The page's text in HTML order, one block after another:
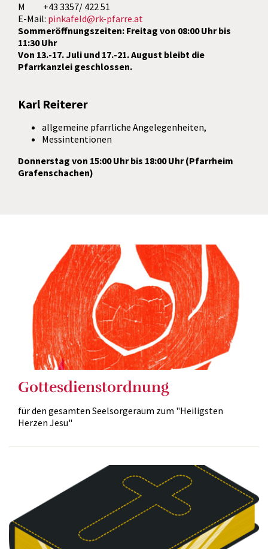
M +43 3357/ 422 51
E-Mail: pinkafeld@rk-pfarre.at
Sommeröffnungszeiten: Freitag von 08:00 Uhr bis
11:30 Uhr
Von 13.-17. Juli und 17.-21. August bleibt die
Pfarrkanzlei geschlossen.
Karl Reiterer
allgemeine pfarrliche Angelegenheiten,
Messintentionen
Donnerstag von 15:00 Uhr bis 18:00 Uhr (Pfarrheim
Grafenschachen)
Gottesdienstordnung
für den gesamten Seelsorgeraum zum "Heiligsten
Herzen Jesu"